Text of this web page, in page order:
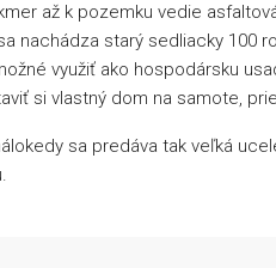
až k pozemku vedie
nachádza starý sedliacky 100
využiť ako hospodársku
si vlastný dom na samote,
sa predáva tak veľká